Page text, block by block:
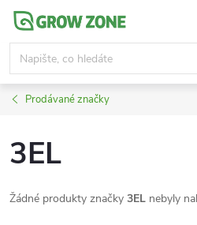
Přejít
obsah
Prodávané značky
3EL
Žádné produkty značky 3EL nebyly